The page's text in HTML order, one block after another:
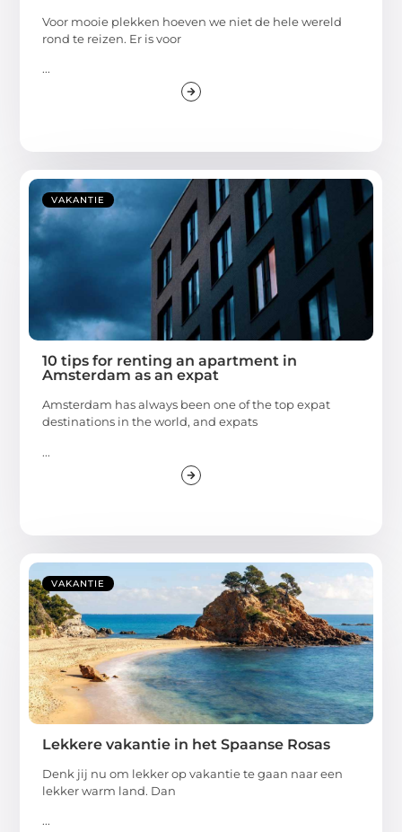
Voor mooie plekken hoeven we niet de hele wereld
rond te reizen. Er is voor
...
VAKANTIE
10 tips for renting an apartment in
Amsterdam as an expat
Amsterdam has always been one of the top expat
destinations in the world, and expats
...
VAKANTIE
Lekkere vakantie in het Spaanse Rosas
Denk jij nu om lekker op vakantie te gaan naar een
lekker warm land. Dan
...